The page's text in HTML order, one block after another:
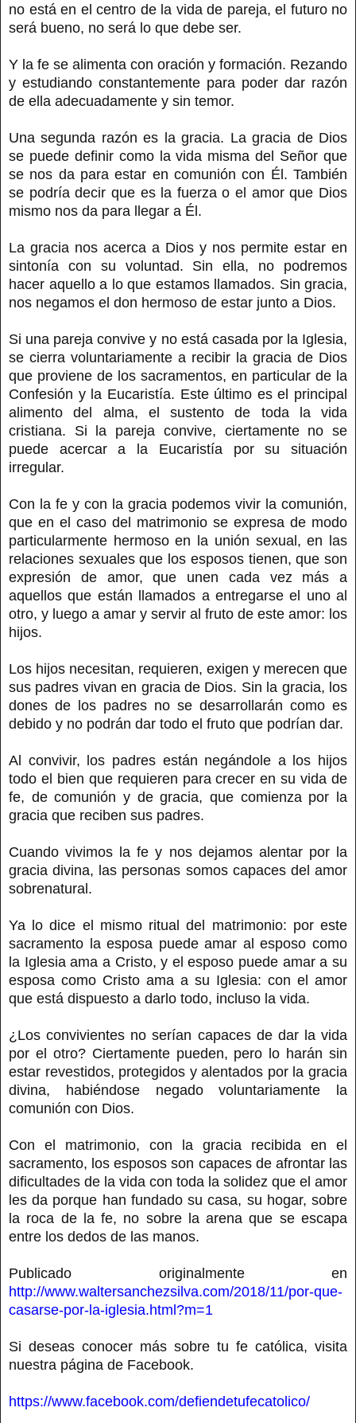
no está en el centro de la vida de pareja, el futuro no
será bueno, no será lo que debe ser.
Y la fe se alimenta con oración y formación. Rezando
y estudiando constantemente para poder dar razón
de ella adecuadamente y sin temor.
Una segunda razón es la gracia. La gracia de Dios
se puede definir como la vida misma del Señor que
se nos da para estar en comunión con Él. También
se podría decir que es la fuerza o el amor que Dios
mismo nos da para llegar a Él.
La gracia nos acerca a Dios y nos permite estar en
sintonía con su voluntad. Sin ella, no podremos
hacer aquello a lo que estamos llamados. Sin gracia,
nos negamos el don hermoso de estar junto a Dios.
Si una pareja convive y no está casada por la Iglesia,
se cierra voluntariamente a recibir la gracia de Dios
que proviene de los sacramentos, en particular de la
Confesión y la Eucaristía. Este último es el principal
alimento del alma, el sustento de toda la vida
cristiana. Si la pareja convive, ciertamente no se
puede acercar a la Eucaristía por su situación
irregular.
Con la fe y con la gracia podemos vivir la comunión,
que en el caso del matrimonio se expresa de modo
particularmente hermoso en la unión sexual, en las
relaciones sexuales que los esposos tienen, que son
expresión de amor, que unen cada vez más a
aquellos que están llamados a entregarse el uno al
otro, y luego a amar y servir al fruto de este amor: los
hijos.
Los hijos necesitan, requieren, exigen y merecen que
sus padres vivan en gracia de Dios. Sin la gracia, los
dones de los padres no se desarrollarán como es
debido y no podrán dar todo el fruto que podrían dar.
Al convivir, los padres están negándole a los hijos
todo el bien que requieren para crecer en su vida de
fe, de comunión y de gracia, que comienza por la
gracia que reciben sus padres.
Cuando vivimos la fe y nos dejamos alentar por la
gracia divina, las personas somos capaces del amor
sobrenatural.
Ya lo dice el mismo ritual del matrimonio: por este
sacramento la esposa puede amar al esposo como
la Iglesia ama a Cristo, y el esposo puede amar a su
esposa como Cristo ama a su Iglesia: con el amor
que está dispuesto a darlo todo, incluso la vida.
¿Los convivientes no serían capaces de dar la vida
por el otro? Ciertamente pueden, pero lo harán sin
estar revestidos, protegidos y alentados por la gracia
divina, habiéndose negado voluntariamente la
comunión con Dios.
Con el matrimonio, con la gracia recibida en el
sacramento, los esposos son capaces de afrontar las
dificultades de la vida con toda la solidez que el amor
les da porque han fundado su casa, su hogar, sobre
la roca de la fe, no sobre la arena que se escapa
entre los dedos de las manos.
Publicado originalmente en
http://www.waltersanchezsilva.com/2018/11/por-que-
casarse-por-la-iglesia.html?m=1
Si deseas conocer más sobre tu fe católica, visita
nuestra página de Facebook.
https://www.facebook.com/defiendetufecatolico/